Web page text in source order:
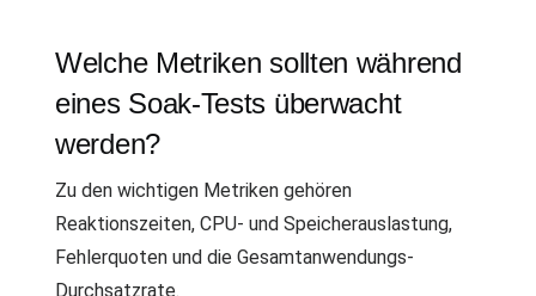
Welche Metriken sollten während
eines Soak-Tests überwacht
werden?
Zu den wichtigen Metriken gehören
Reaktionszeiten, CPU- und Speicherauslastung,
Fehlerquoten und die Gesamtanwendungs-
Durchsatzrate.